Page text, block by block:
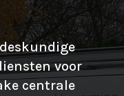
voor
centrale